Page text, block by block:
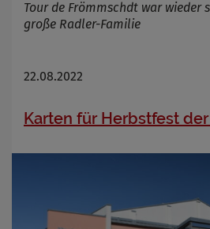
Tour de Frömmschdt war wieder
große Radler-Familie
22.08.2022
Karten für Herbstfest